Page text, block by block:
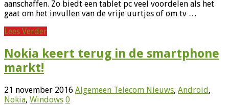
aanschaffen. Zo biedt een tablet pc veel voordelen als het
gaat om het invullen van de vrije uurtjes of om tv …
Lees Verder
Nokia keert terug in de smartphone
markt!
21 november 2016 Algemeen Telecom Nieuws, Android,
Nokia, Windows 0